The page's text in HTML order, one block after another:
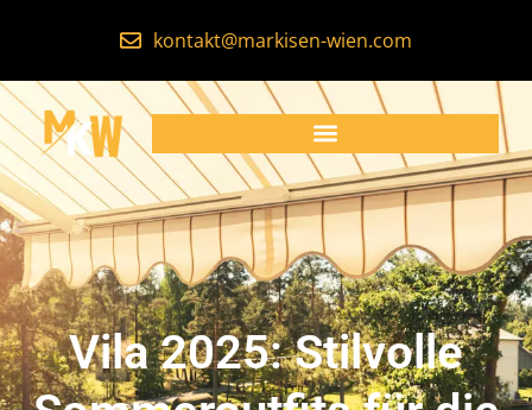
kontakt@markisen-wien.com
Vila 2025: Stilvolle